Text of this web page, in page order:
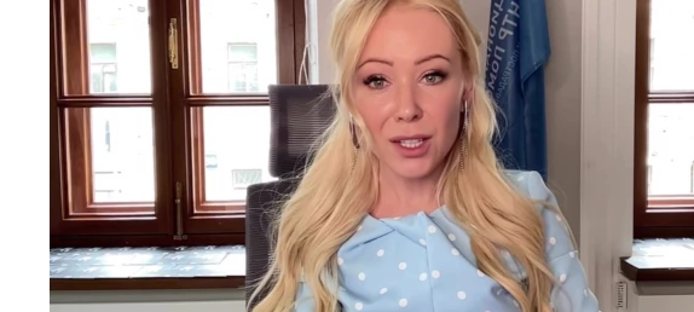
Смелость архитектурных идей.
Архитектурный код